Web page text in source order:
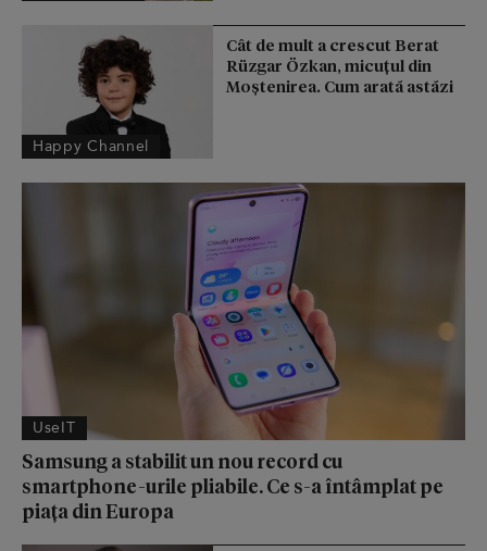
Happy Channel
Cât de mult a crescut Berat
Rüzgar Özkan, micuțul din
Moștenirea. Cum arată astăzi
UseIT
Samsung a stabilit un nou record cu
smartphone-urile pliabile. Ce s-a întâmplat pe
piața din Europa